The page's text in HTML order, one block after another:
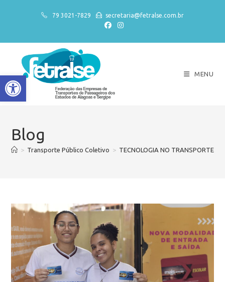
Abrir a barra de ferramentas
79 3021-7829 secretaria@fetralse.com.br
MENU
Blog
> Transporte Público Coletivo > TECNOLOGIA NO TRANSPORTE